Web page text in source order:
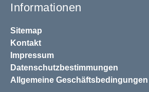
Informationen
Sitemap
Kontakt
Impressum
Datenschutzbestimmungen
Allgemeine Geschäftsbedingungen